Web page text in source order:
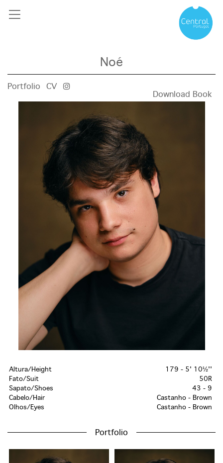
Noé
Portfolio
CV
Download Book
Altura/Height
179 - 5' 10½''
Fato/Suit
50R
Sapato/Shoes
43 - 9
Cabelo/Hair
Castanho - Brown
Olhos/Eyes
Castanho - Brown
Portfolio